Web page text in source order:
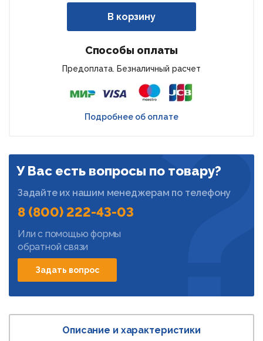
В корзину
Способы оплаты
Предоплата. Безналичный расчет
Подробнее об оплате
У Вас есть вопросы по товару?
Задайте их нашим менеджерам по телефону
8 (800) 222-43-03
Или с помощью формы
обратной связи
Задать вопрос
Описание и характеристики